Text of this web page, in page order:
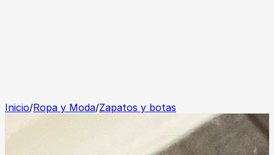
Inicio/Ropa y Moda/Zapatos y botas